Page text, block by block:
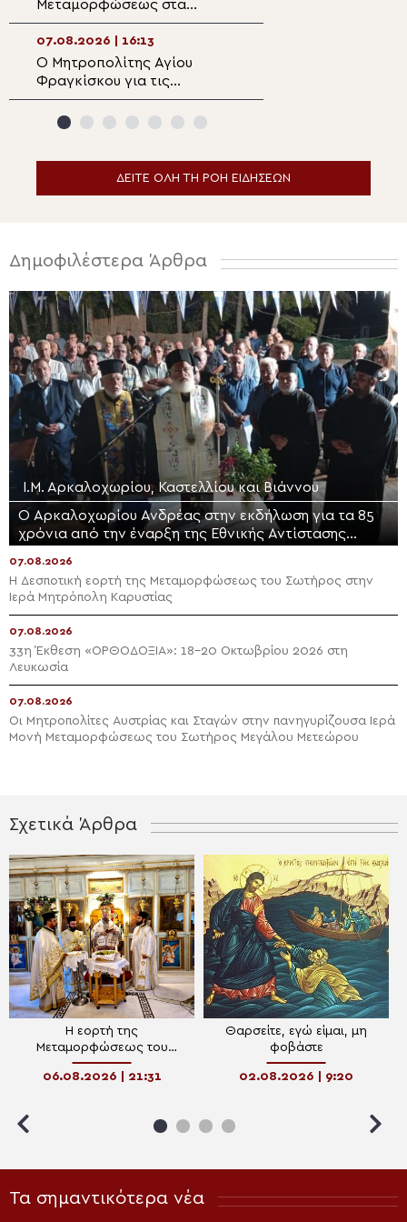
Μεταμορφώσεως στα
Ιωάννινα
07.08.2026 | 16:13
Ο Μητροπολίτης Αγίου
Φραγκίσκου για τις
πυρκαγιές στο Σποκέιν και
την κοινότητα της Αγίας
ΔΕΙΤΕ ΟΛΗ ΤΗ ΡΟΗ ΕΙΔΗΣΕΩΝ
Δημοφιλέστερα Άρθρα
Ι.Μ. Αρκαλοχωρίου, Καστελλίου και Βιάννου
Ο Αρκαλοχωρίου Ανδρέας στην εκδήλωση για τα 85
χρόνια από την έναρξη της Εθνικής Αντίστασης
07.08.2026
Η Δεσποτική εορτή της Μεταμορφώσεως του Σωτήρος στην
Ιερά Μητρόπολη Καρυστίας
07.08.2026
33η Έκθεση «ΟΡΘΟΔΟΞΙΑ»: 18-20 Οκτωβρίου 2026 στη
Λευκωσία
07.08.2026
Οι Μητροπολίτες Αυστρίας και Σταγών στην πανηγυρίζουσα Ιερά
Μονή Μεταμορφώσεως του Σωτήρος Μεγάλου Μετεώρου
Σχετικά Άρθρα
Η εορτή της
Μεταμορφώσεως του
Σωτήρος στη Μητρόπολη
Μαρωνείας
06.08.2026 | 21:31
Θαρσείτε, εγώ είμαι, μη
φοβάστε
02.08.2026 | 9:20
Τα σημαντικότερα νέα